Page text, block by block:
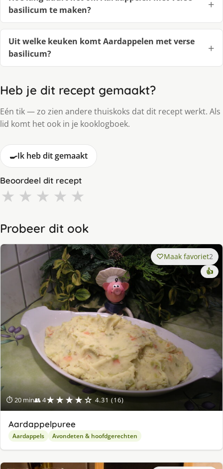
basilicum te maken?
Uit welke keuken komt Aardappelen met verse
basilicum?
Heb je dit recept gemaakt?
Eén tik — zo zien andere thuiskoks dat dit recept werkt. Als
lid komt het ook in je kooklogboek.
🍳Ik heb dit gemaakt
Beoordeel dit recept
★ ★ ★ ★ ★
Probeer dit ook
⏱ 20 min👥 4★★★★☆ 4.31 (16)
Maak favoriet2
👍
Aardappelpuree
Aardappels Avondeten & hoofdgerechten